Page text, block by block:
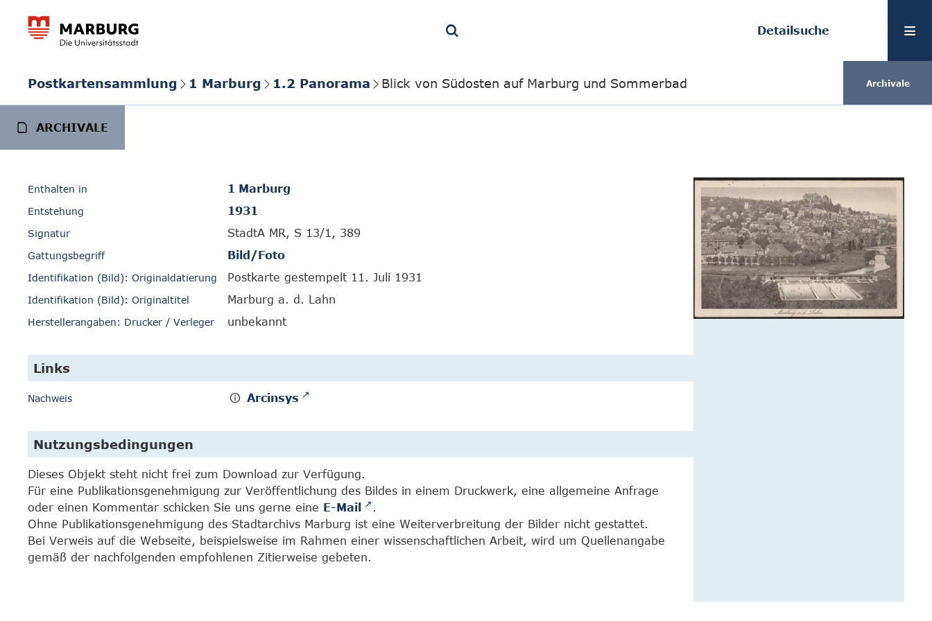
Detailsuche
Postkartensammlung 1 Marburg 1.2 Panorama Blick von Südosten auf Marburg und Sommerbad Archivale
ARCHIVALE
Enthalten in 1 Marburg
Entstehung 1931
Signatur StadtA MR, S 13/1, 389
Gattungsbegriff Bild/Foto
Identifikation (Bild): Originaldatierung Postkarte gestempelt 11. Juli 1931
Identifikation (Bild): Originaltitel Marburg a. d. Lahn
Herstellerangaben: Drucker / Verleger unbekannt
Links
Nachweis Arcinsys
Nutzungsbedingungen
Dieses Objekt steht nicht frei zum Download zur Verfügung.
Für eine Publikationsgenehmigung zur Veröffentlichung des Bildes in einem Druckwerk, eine allgemeine Anfrage
oder einen Kommentar schicken Sie uns gerne eine E-Mail
.
Ohne Publikationsgenehmigung des Stadtarchivs Marburg ist eine Weiterverbreitung der Bilder nicht gestattet.
Bei Verweis auf die Webseite, beispielsweise im Rahmen einer wissenschaftlichen Arbeit, wird um Quellenangabe
gemäß der nachfolgenden empfohlenen Zitierweise gebeten.